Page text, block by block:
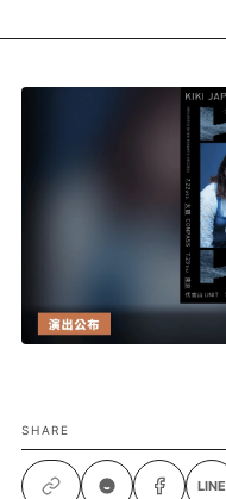
SHARE
LINE